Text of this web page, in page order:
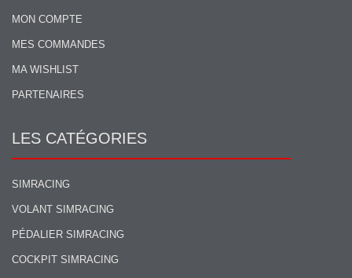
MON COMPTE
MES COMMANDES
MA WISHLIST
PARTENAIRES
LES CATÉGORIES
SIMRACING
VOLANT SIMRACING
PÉDALIER SIMRACING
COCKPIT SIMRACING